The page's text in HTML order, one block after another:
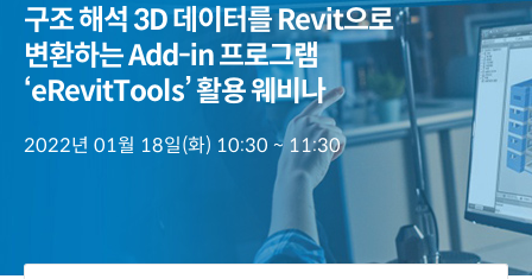
구조 해석 3D 데이터를 Revit으로
변환하는 Add-in 프로그램
‘eRevitTools’ 활용 웨비나
2022년 01월 18일(화) 10:30 ~ 11:30